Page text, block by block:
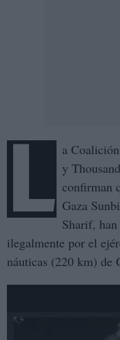
L a
y
confirman
Gaza
Sharif,
ilegalmente por el
náuticas (220 km) de